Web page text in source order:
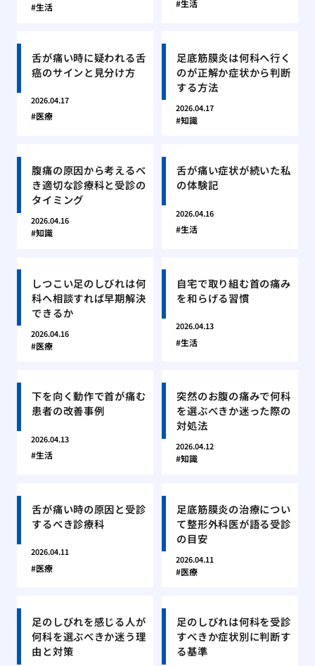
生活 生活
舌が痛い時に疑われる舌
癌のサインと見分け方
2026.04.17
医療
足底筋膜炎は何科へ行く
のが正解か症状から判断
する方法
2026.04.17
知識
腹痛の原因から考えるべ
き適切な診療科と受診の
タイミング
2026.04.16
知識
舌が痛い症状が続いた私
の体験記
2026.04.16
生活
しつこい足のしびれは何
科へ相談すれば早期解決
できるか
2026.04.16
医療
自宅で取り組む首の痛み
を和らげる習慣
2026.04.13
生活
下を向く動作で首が痛む
患者の改善事例
2026.04.13
生活
突然のお腹の痛みで何科
を選ぶべきか迷った際の
対処法
2026.04.12
知識
舌が痛い時の原因と受診
するべき診療科
2026.04.11
医療
足底筋膜炎の治療につい
て整形外科医が語る受診
の目安
2026.04.11
医療
足のしびれを感じる人が
何科を選ぶべきか迷う理
由と対策
足のしびれは何科を受診
すべきか症状別に判断す
る基準